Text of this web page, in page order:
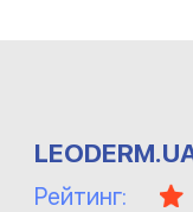
Рейтинг: